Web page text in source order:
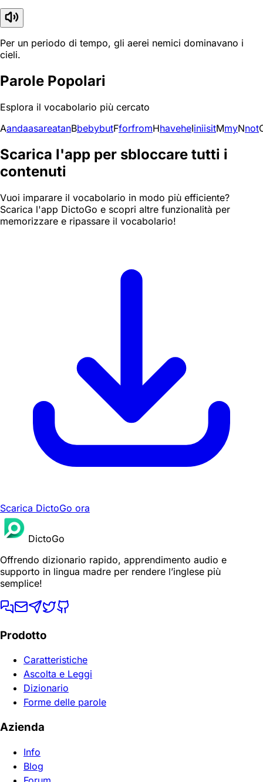
Per un periodo di tempo, gli aerei nemici dominavano i
cieli.
Parole Popolari
Esplora il vocabolario più cercato
AandaasareatanBbebybutFforfromHhaveheIiniisitMmyNnot
Scarica l'app per sbloccare tutti i
contenuti
Vuoi imparare il vocabolario in modo più efficiente?
Scarica l'app DictoGo e scopri altre funzionalità per
memorizzare e ripassare il vocabolario!
Scarica DictoGo ora
DictoGo
Offrendo dizionario rapido, apprendimento audio e
supporto in lingua madre per rendere l’inglese più
semplice!
Prodotto
Caratteristiche
Ascolta e Leggi
Dizionario
Forme delle parole
Azienda
Info
Blog